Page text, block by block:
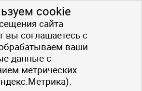
cookie
сайта
вы соглашаетесь с
ваши
данные с
метрических
собственности компании
стиля, контента, текста,
и других объектов данного сайта